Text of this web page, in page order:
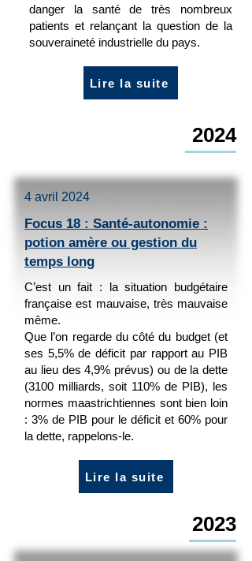
danger la santé de très nombreux
patients et relançant la question de la
souveraineté industrielle du pays.
Lire la suite
2024
4 avril 2024
Focus 18 : Santé-autonomie :
potion amère ou gestion du
temps long
C’est un fait : la situation budgétaire
française est mauvaise, très mauvaise
même.
Que l’on regarde du côté du budget (et
ses 5,5% de déficit par rapport au PIB
au lieu des 4,9% prévus) ou de la dette
(3100 milliards, soit 110% de PIB), les
normes maastrichtiennes sont bien loin
: 3% de PIB pour le déficit et 60% pour
la dette, rappelons-le.
Lire la suite
2023